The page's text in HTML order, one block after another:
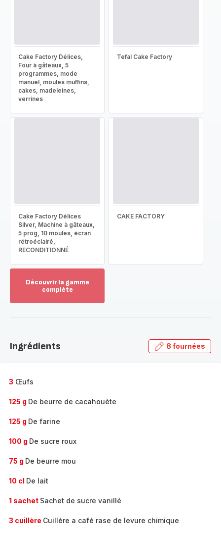
Cake Factory Délices,
Four à gâteaux, 5
programmes, mode
manuel, moules muffins,
cakes, madeleines,
verrines
Tefal Cake Factory
Cake Factory Délices
Silver, Machine à gâteaux,
5 prog, 10 moules, écran
rétroéclairé,
RECONDITIONNÉ
CAKE FACTORY
Découvrir la gamme
complète
gamme
Ingrédients 8 fournées
3 Œufs
125 g De beurre de cacahouète
125 g De farine
100 g De sucre roux
75 g De beurre mou
10 cl De lait
1 sachet Sachet de sucre vanillé
3 cuillère Cuillère a café rase de levure chimique